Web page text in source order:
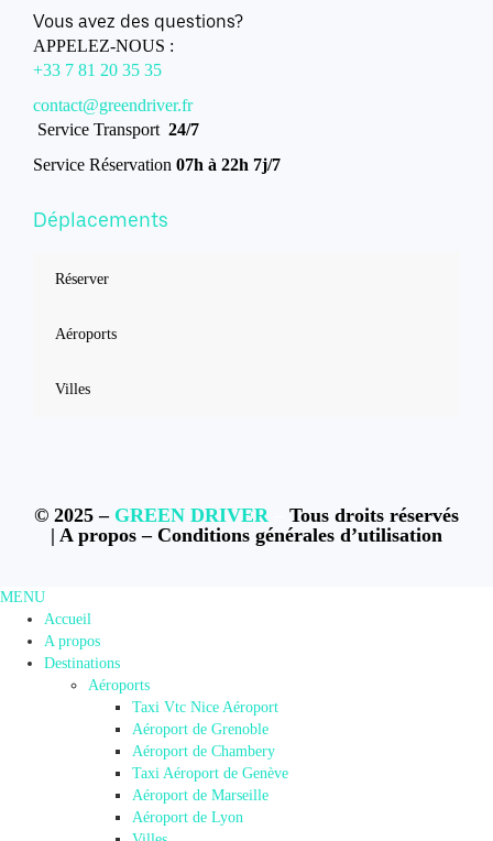
Vous avez des questions?
APPELEZ-NOUS :
+33 7 81 20 35 35
contact@greendriver.fr
Service Transport 24/7
Service Réservation 07h à 22h 7j/7
Déplacements
Réserver
Aéroports
Villes
© 2025 – GREEN DRIVER
Tous droits réservés
| A propos – Conditions générales d’utilisation
MENU
Accueil
A propos
Destinations
Aéroports
Taxi Vtc Nice Aéroport
Aéroport de Grenoble
Aéroport de Chambery
Taxi Aéroport de Genève
Aéroport de Marseille
Aéroport de Lyon